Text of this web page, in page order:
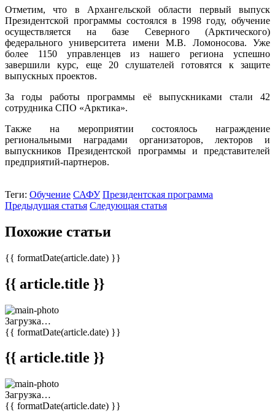
Отметим, что в Архангельской области первый выпуск
Президентской программы состоялся в 1998 году, обучение
осуществляется на базе Северного (Арктического)
федерального университета имени М.В. Ломоносова. Уже
более 1150 управленцев из нашего региона успешно
завершили курс, еще 20 слушателей готовятся к защите
выпускных проектов.
За годы работы программы её выпускниками стали 42
сотрудника СПО «Арктика».
Также на мероприятии состоялось награждение
региональными наградами организаторов, лекторов и
выпускников Президентской программы и представителей
предприятий-партнеров.
Теги: Обучение САФУ Президентская программа
Предыдущая статья Следующая статья
Похожие статьи
{{ formatDate(article.date) }}
{{ article.title }}
Загрузка…
{{ formatDate(article.date) }}
{{ article.title }}
Загрузка…
{{ formatDate(article.date) }}